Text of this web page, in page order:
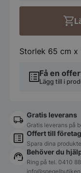
med
65x170cm
Få en
Lägg till i
Storlek 65 cm x
Gratis leverans
Gratis leverans på
Offert till företag
Spara dina
Behöver du
Ring på tel. 0410